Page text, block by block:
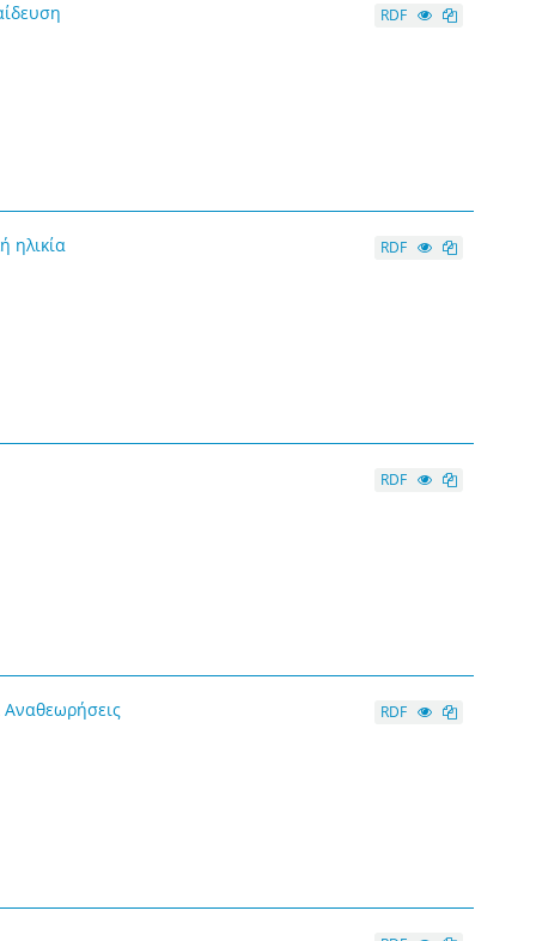
RDF
ηλικία
RDF
RDF
Αναθεωρήσεις
RDF